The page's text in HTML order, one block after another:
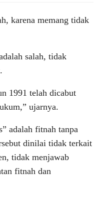
karena memang tidak
salah, tidak
1991 telah dicabut
ujarnya.
adalah fitnah tanpa
dinilai tidak terkait
tidak menjawab
fitnah dan